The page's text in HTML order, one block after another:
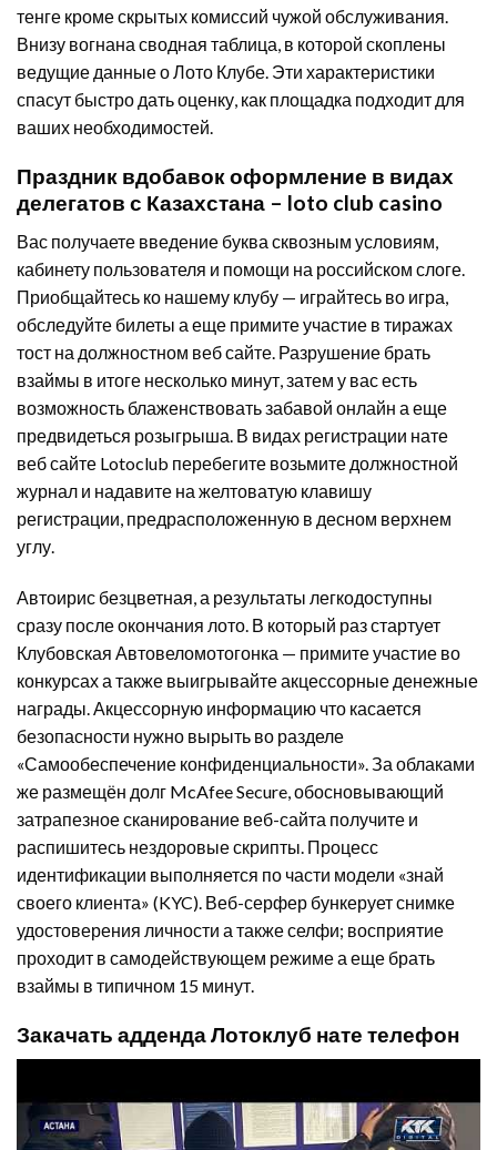
тенге кроме скрытых комиссий чужой обслуживания.
Внизу вогнана сводная таблица, в которой скоплены
ведущие данные о Лото Клубе. Эти характеристики
спасут быстро дать оценку, как площадка подходит для
ваших необходимостей.
Праздник вдобавок оформление в видах
делегатов с Казахстана – loto club casino
Вас получаете введение буква сквозным условиям,
кабинету пользователя и помощи на российском слоге.
Приобщайтесь ко нашему клубу — играйтесь во игра,
обследуйте билеты а еще примите участие в тиражах
тост на должностном веб сайте. Разрушение брать
взаймы в итоге несколько минут, затем у вас есть
возможность блаженствовать забавой онлайн а еще
предвидеться розыгрыша. В видах регистрации нате
веб сайте Lotoclub перебегите возьмите должностной
журнал и надавите на желтоватую клавишу
регистрации, предрасположенную в десном верхнем
углу.
Автоирис безцветная, а результаты легкодоступны
сразу после окончания лото. В который раз стартует
Клубовская Автовеломотогонка — примите участие во
конкурсах а также выигрывайте акцессорные денежные
награды. Акцессорную информацию что касается
безопасности нужно вырыть во разделе
«Самообеспечение конфиденциальности». За облаками
же размещён долг McAfee Secure, обосновывающий
затрапезное сканирование веб-сайта получите и
распишитесь нездоровые скрипты. Процесс
идентификации выполняется по части модели «знай
своего клиента» (KYC). Веб-серфер бункерует снимке
удостоверения личности а также селфи; восприятие
проходит в самодействующем режиме а еще брать
взаймы в типичном 15 минут.
Закачать адденда Лотоклуб нате телефон